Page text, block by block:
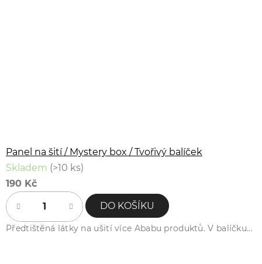
Panel na šití / Mystery box / Tvořivý balíček
Skladem (>10 ks)
190 Kč
DO KOŠÍKU
Předtištěná látky na ušití více Ababu produktů. V balíčku...